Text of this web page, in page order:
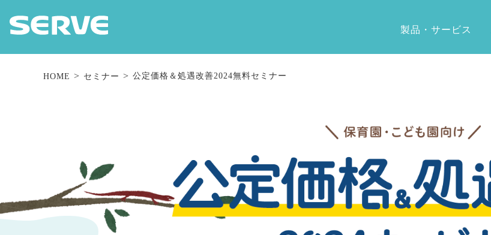
製品・サービス
HOME セミナー 公定価格＆処遇改善2024無料セミナー